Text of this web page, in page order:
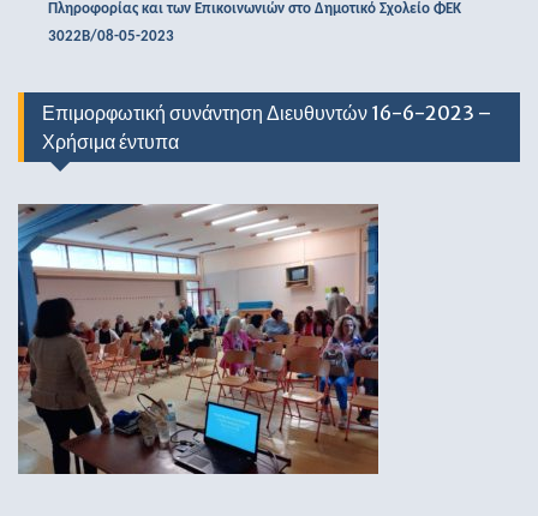
Πληροφορίας και των Επικοινωνιών στο Δημοτικό Σχολείο ΦΕΚ
3022Β/08-05-2023
Επιμορφωτική συνάντηση Διευθυντών 16-6-2023 –
Χρήσιμα έντυπα